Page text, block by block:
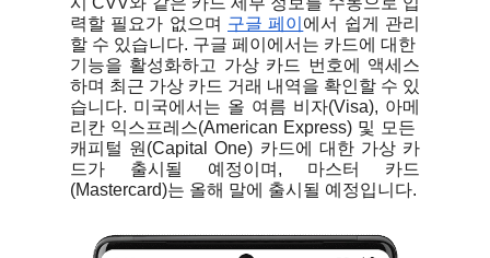
력할 필요가 없으며 구글 페이 에서 쉽게 관리
할 수 있습니다. 구글 페이에서는 카드에 대한
기능을 활성화하고 가상 카드 번호에 액세스
하며 최근 가상 카드 거래 내역을 확인할 수 있
습니다. 미국에서는 올 여름 비자(Visa), 아메
리칸 익스프레스(American Express) 및 모든
캐피털 원(Capital One) 카드에 대한 가상 카
드가 출시될 예정이며, 마스터 카드
(Mastercard)는 올해 말에 출시될 예정입니다.